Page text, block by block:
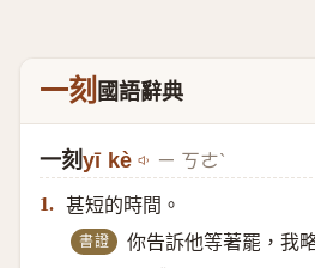
一刻 國語辭典
一刻yī kè ㄧ ㄎㄜˋ
1. 甚短的時間。
書證
你告訴他等著罷，我